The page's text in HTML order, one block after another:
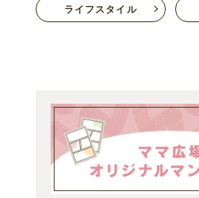
ライフスタイル